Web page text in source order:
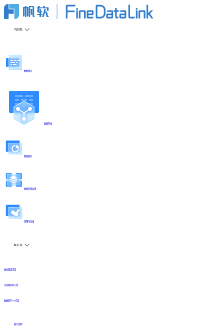
产品功能
数据集成
数据开发
数据服务
数据管理治理
部署与运维
解决方案
数仓建设方案
全链路实时方案
数据资产API方案
客户案例